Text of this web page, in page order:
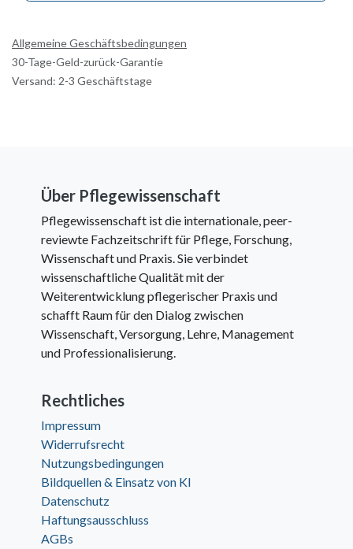
Allgemeine Geschäftsbedingungen
30-Tage-Geld-zurück-Garantie
Versand: 2-3 Geschäftstage
Über Pflegewissenschaft
Pflegewissenschaft ist die internationale, peer-
reviewte Fachzeitschrift für Pflege, Forschung,
Wissenschaft und Praxis. Sie verbindet
wissenschaftliche Qualität mit der
Weiterentwicklung pflegerischer Praxis und
schafft Raum für den Dialog zwischen
Wissenschaft, Versorgung, Lehre, Management
und Professionalisierung.
Rechtliches
Impressum
Widerrufsrecht
Nutzungsbedingungen
Bildquellen & Einsatz von KI
Datenschutz
Haftungsausschluss
AGBs